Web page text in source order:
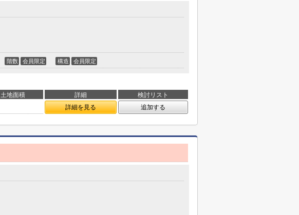
階数 会員限定 構造 会員限定
土地面積 詳細 検討リスト
詳細を見る 追加する